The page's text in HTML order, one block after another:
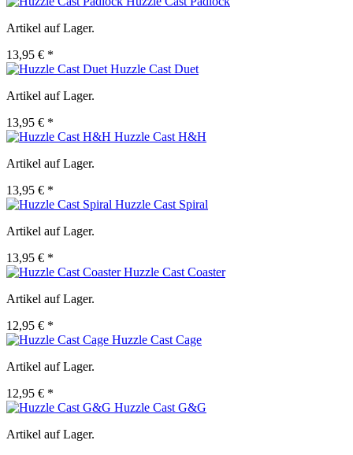
Artikel auf Lager.
13,95 € *
Huzzle Cast Duet
Artikel auf Lager.
13,95 € *
Huzzle Cast H&H
Artikel auf Lager.
13,95 € *
Huzzle Cast Spiral
Artikel auf Lager.
13,95 € *
Huzzle Cast Coaster
Artikel auf Lager.
12,95 € *
Huzzle Cast Cage
Artikel auf Lager.
12,95 € *
Huzzle Cast G&G
Artikel auf Lager.